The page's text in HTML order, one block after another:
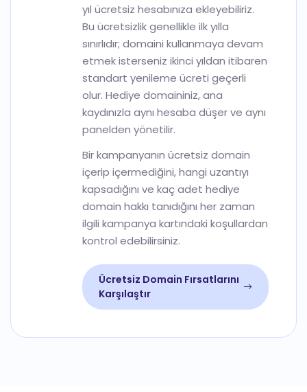
yıl ücretsiz hesabınıza ekleyebiliriz.
Bu ücretsizlik genellikle ilk yılla
sınırlıdır; domaini kullanmaya devam
etmek isterseniz ikinci yıldan itibaren
standart yenileme ücreti geçerli
olur. Hediye domaininiz, ana
kaydınızla aynı hesaba düşer ve aynı
panelden yönetilir.
Bir kampanyanın ücretsiz domain
içerip içermediğini, hangi uzantıyı
kapsadığını ve kaç adet hediye
domain hakkı tanıdığını her zaman
ilgili kampanya kartındaki koşullardan
kontrol edebilirsiniz.
Ücretsiz Domain Fırsatlarını
Karşılaştır